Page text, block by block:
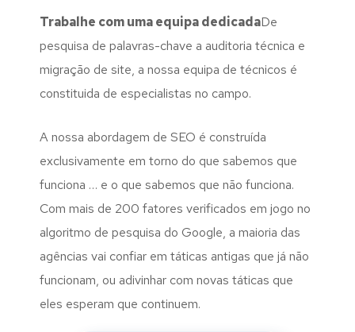
Trabalhe com umaequipa dedicadaDe
pesquisa de palavras-chave a auditoria técnica e
migração de site, a nossa equipa de técnicos é
constituida de especialistas no campo.
A nossa abordagem de SEO é construída
exclusivamente em torno do que sabemos que
funciona … e o que sabemos que não funciona.
Com mais de 200 fatores verificados em jogo no
algoritmo de pesquisa do Google, a maioria das
agências vai confiar em táticas antigas que já não
funcionam, ou adivinhar com novas táticas que
eles esperam que continuem.